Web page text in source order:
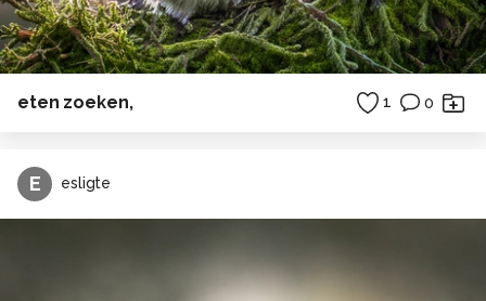
eten zoeken, 1 0
E esligte